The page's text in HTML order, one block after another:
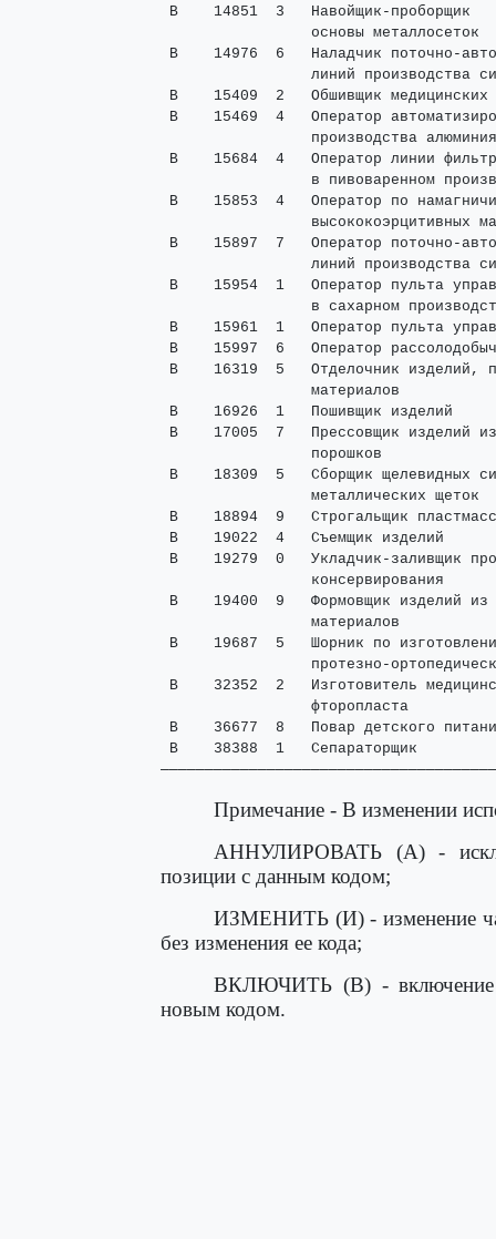
В    14851  3   Навойщик-
                 основы металлосеток
В    14976  6   Наладчик поточно-
линий производства
В    15409  2   Обшивщик
В    15469  4   Оператор
                 производства алюминия
В    15684  4   Оператор линии
в пивоваренном
В    15853  4   Оператор по
высококоэрцитивных
В    15897  7   Оператор поточно-
линий производства
В    15954  1   Оператор пульта
в сахарном
В    15961  1   Оператор пульта
В    15997  6   Оператор
В    16319  5   Отделочник
                 материалов
В    16926  1   Пошивщик
В    17005  7   Прессовщик изделий
                 порошков
В    18309  5   Сборщик
                 металлических щеток
В    18894  9   Строгальщик
В    19022  4   Съемщик
В    19279  0   Укладчик-
                 консервирования
В    19400  9   Формовщик изделий
                 материалов
В    19687  5   Шорник по
протезно-
В    32352  2   Изготовитель
                 фторопласта
В    36677  8   Повар детского
В    38388  1   Сепараторщик
Примечание - В изменении
АННУЛИРОВАТЬ (А) -
позиции с данным кодом;
ИЗМЕНИТЬ (И) - изменение
без изменения ее кода;
ВКЛЮЧИТЬ (В) - включение
новым кодом.